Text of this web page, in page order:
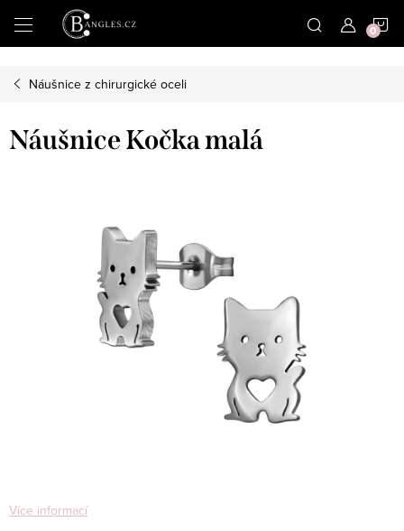
Přejít
na
Náušnice z chirurgické oceli
Náušnice Kočka malá
Více informací